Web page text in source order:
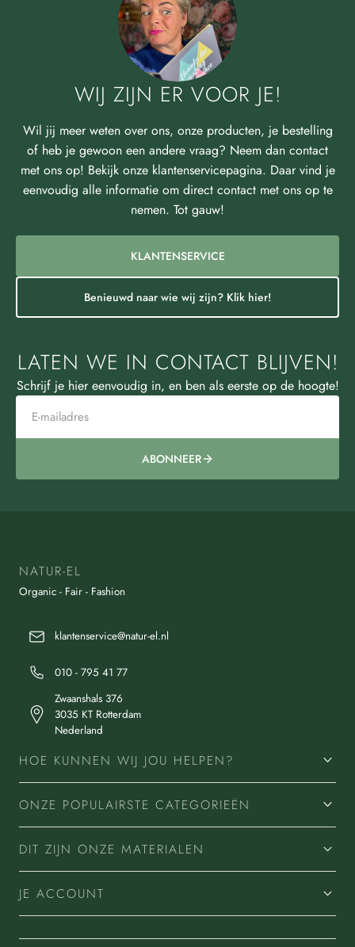
WIJ ZIJN ER VOOR JE!
Wil jij meer weten over ons, onze producten, je bestelling
of heb je gewoon een andere vraag? Neem dan contact
met ons op! Bekijk onze klantenservicepagina. Daar vind je
eenvoudig alle informatie om direct contact met ons op te
nemen. Tot gauw!
KLANTENSERVICE
Benieuwd naar wie wij zijn? Klik hier!
LATEN WE IN CONTACT BLIJVEN!
Schrijf je hier eenvoudig in, en ben als eerste op de hoogte!
ABONNEER
NATUR-EL
Organic - Fair - Fashion
klantenservice@natur-el.nl
010 - 795 41 77
Zwaanshals 376
3035 KT Rotterdam
Nederland
HOE KUNNEN WIJ JOU HELPEN?
ONZE POPULAIRSTE CATEGORIEËN
DIT ZIJN ONZE MATERIALEN
JE ACCOUNT